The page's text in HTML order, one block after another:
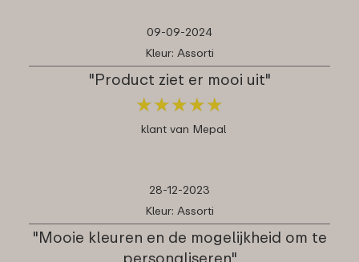
09-09-2024
Kleur: Assorti
"Product ziet er mooi uit"
★★★★★
★★★★★
klant van Mepal
28-12-2023
Kleur: Assorti
"Mooie kleuren en de mogelijkheid om te
personaliseren"